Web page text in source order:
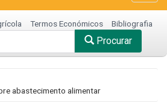
Termos Económicos Bibliografia
Procurar
abastecimento alimentar